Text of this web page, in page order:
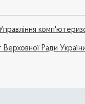
Верховної Ради